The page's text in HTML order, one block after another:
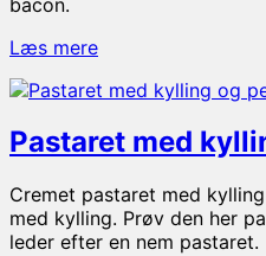
Læs mereStegte
med
–
nem
og
lækker
hverdagsret
Pastaret med
Cremet pastaret med
med kylling. Prøv den her
leder efter en nem pastaret.